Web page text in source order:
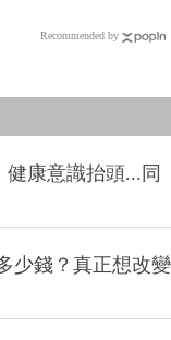
Recommended by
康意識抬頭...同
少錢？真正想改變